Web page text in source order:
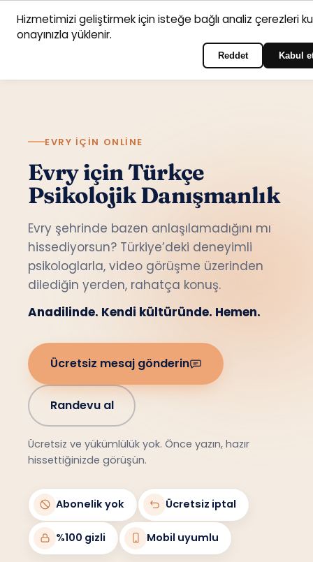
AnasayfaHizmet Psikologlarİletişim
EVRY IÇIN ONLINE
Evry için Türkçe
Psikolojik Danışmanlık
Evry şehrinde bazen anlaşılamadığını mı
hissediyorsun? Türkiye’deki deneyimli
psikologlarla, video görüşme üzerinden
dilediğin yerden, rahatça konuş.
Anadilinde. Kendi kültüründe. Hemen.
Ücretsiz mesaj gönderin
Randevu al
Ücretsiz ve yükümlülük yok. Önce yazın, hazır
hissettiğinizde görüşün.
Abonelik yok Ücretsiz iptal
%100 gizli Mobil uyumlu
Hizmetimizi geliştirmek için isteğe bağlı analiz çerezleri
onayınızla yüklenir.
Reddet Kabul